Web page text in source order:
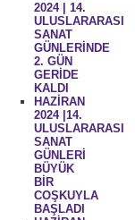
2024 | 14.
ULUSLARARASI
SANAT
GÜNLERİNDE
2. GÜN
GERİDE
KALDI
HAZİRAN
2024 |14.
ULUSLARARASI
SANAT
GÜNLERİ
BÜYÜK
BİR
COŞKUYLA
BAŞLADI